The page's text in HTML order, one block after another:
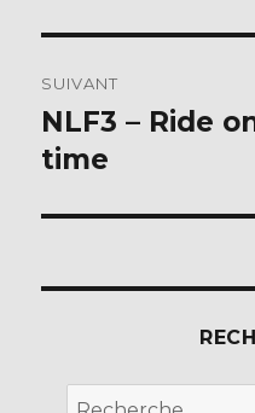
SUIVANT
Publication
suivante :
NLF3 – Ride
time
Recherche